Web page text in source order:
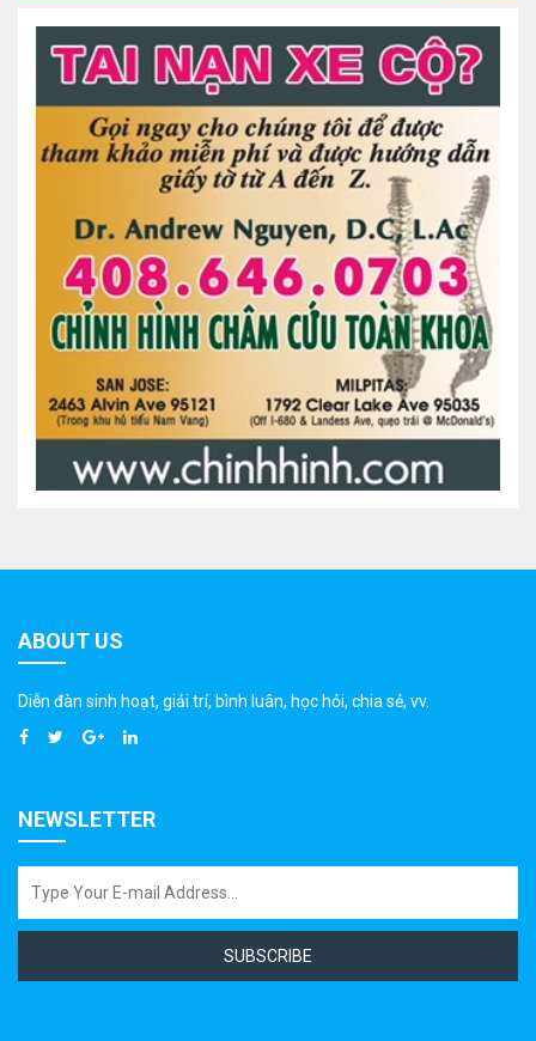
ABOUT US
Diễn đàn sinh hoạt, giải trí, bình luân, học hỏi, chia sẻ, vv.
NEWSLETTER
SUBSCRIBE